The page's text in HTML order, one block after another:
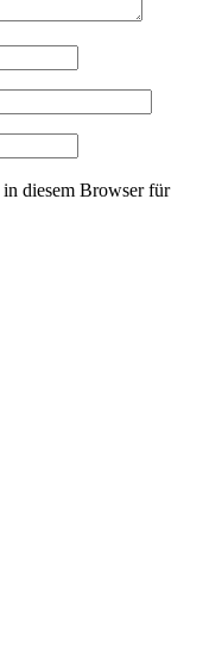
diesem Browser für